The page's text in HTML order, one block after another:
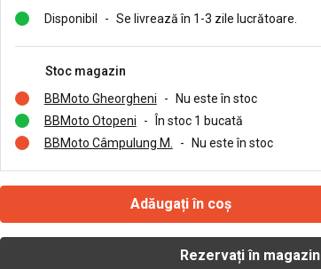
Disponibil
- Se livrează în 1-3 zile lucrătoare.
Stoc magazin
BBMoto Gheorgheni
-
Nu este în stoc
BBMoto Otopeni
-
În stoc 1 bucată
BBMoto Câmpulung M.
- Nu este în stoc
Adăugați în coș
Rezervați în magazin